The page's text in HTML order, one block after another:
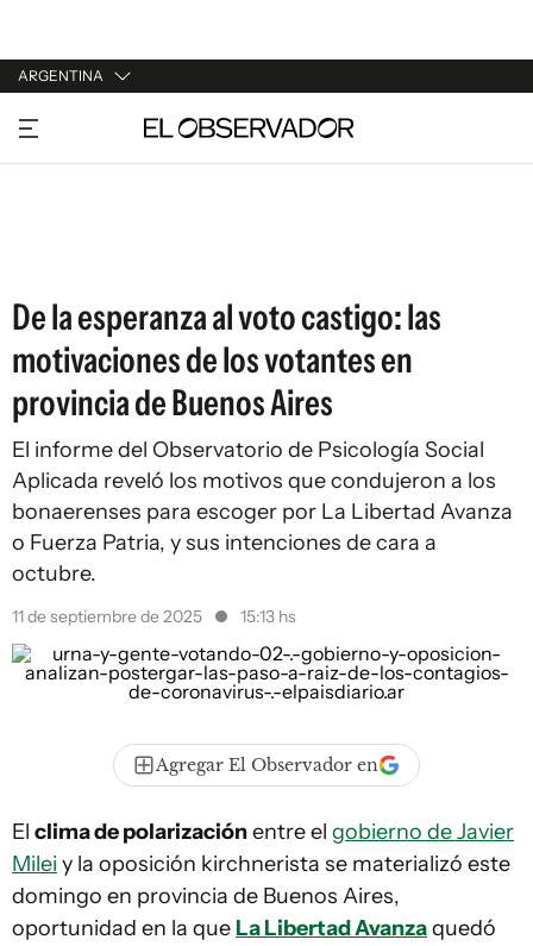
ARGENTINA
URUGUAY
ARGENTINA
De la esperanza al voto castigo: las
motivaciones de los votantes en
provincia de Buenos Aires
El informe del Observatorio de Psicología Social
Aplicada reveló los motivos que condujeron a los
bonaerenses para escoger por La Libertad Avanza
o Fuerza Patria, y sus intenciones de cara a
octubre.
11 de septiembre de 2025 15:13 hs
Agregar El Observador en
El clima de polarizaciónentre el gobierno de Javier
Milei y la oposición kirchnerista se materializó este
domingo en provincia de Buenos Aires,
oportunidad en la queLa Libertad Avanzaquedó